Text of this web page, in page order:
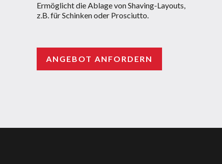
Ermöglicht die Ablage von Shaving-Layouts,
z.B. für Schinken oder Prosciutto.
ANGEBOT ANFORDERN